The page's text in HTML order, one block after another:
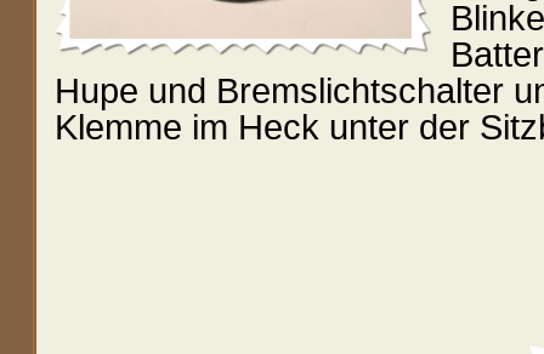
Hupe und Bremslichtschalter
Klemme im Heck unter der